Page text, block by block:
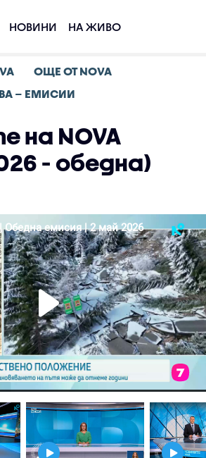
НОВИНИ НА ЖИВО
ОЩЕ ОТ NOVA
– ЕМИСИИ
на NOVA
- обедна)